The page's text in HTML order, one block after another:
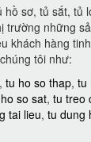
hồ sơ, tủ sắt, tủ
trường những
khách hàng
tôi như:
, tu ho so thap, tu
so sat, tu treo
tai lieu, tu dung